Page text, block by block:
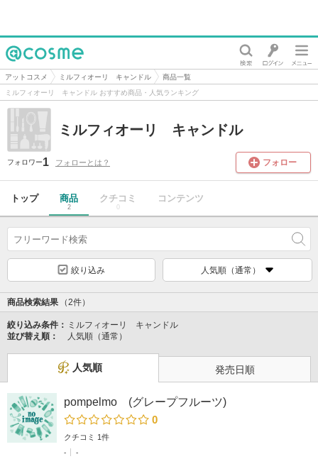
@cosme
アットコスメ ミルフィオーリ キャンドル
商品一覧
ミルフィオーリ キャンドル おすすめ商品・人気ランキング
ミルフィオーリ キャンドル
フォロワー1 フォローとは？ フォロー
トップ 商品
2
クチコミ
0
コンテンツ
絞り込み 人気順（通常）
商品検索結果 （2件）
絞り込み条件： ミルフィオーリ キャンドル
並び替え順：
人気順（通常）
人気順 発売日順
pompelmo (グレープフルーツ)
0
クチコミ 1件
-
-